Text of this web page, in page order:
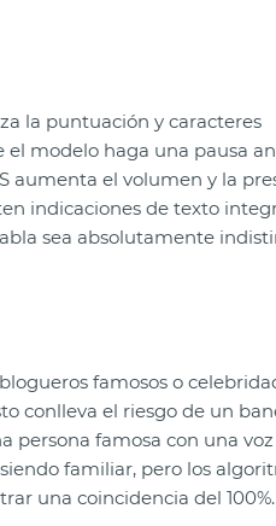
la puntuación y caracteres
el modelo haga una pausa
aumenta el volumen y la
indicaciones de texto
sea absolutamente
famosos o
conlleva el riesgo de un
persona famosa con una
familiar, pero los
una coincidencia del 100%.